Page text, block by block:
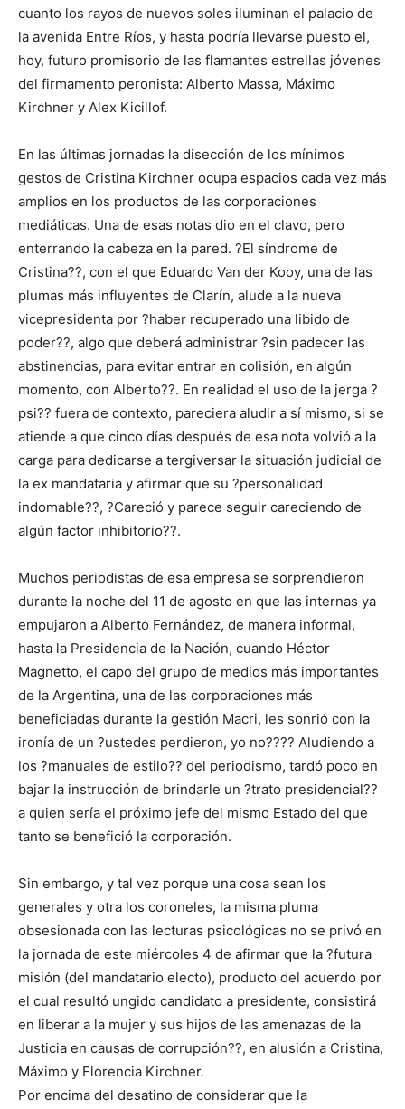
cuanto los rayos de nuevos soles iluminan el palacio de
la avenida Entre Ríos, y hasta podría llevarse puesto el,
hoy, futuro promisorio de las flamantes estrellas jóvenes
del firmamento peronista: Alberto Massa, Máximo
Kirchner y Alex Kicillof.
En las últimas jornadas la disección de los mínimos
gestos de Cristina Kirchner ocupa espacios cada vez más
amplios en los productos de las corporaciones
mediáticas. Una de esas notas dio en el clavo, pero
enterrando la cabeza en la pared. ?El síndrome de
Cristina??, con el que Eduardo Van der Kooy, una de las
plumas más influyentes de Clarín, alude a la nueva
vicepresidenta por ?haber recuperado una libido de
poder??, algo que deberá administrar ?sin padecer las
abstinencias, para evitar entrar en colisión, en algún
momento, con Alberto??. En realidad el uso de la jerga ?
psi?? fuera de contexto, pareciera aludir a sí mismo, si se
atiende a que cinco días después de esa nota volvió a la
carga para dedicarse a tergiversar la situación judicial de
la ex mandataria y afirmar que su ?personalidad
indomable??, ?Careció y parece seguir careciendo de
algún factor inhibitorio??.
Muchos periodistas de esa empresa se sorprendieron
durante la noche del 11 de agosto en que las internas ya
empujaron a Alberto Fernández, de manera informal,
hasta la Presidencia de la Nación, cuando Héctor
Magnetto, el capo del grupo de medios más importantes
de la Argentina, una de las corporaciones más
beneficiadas durante la gestión Macri, les sonrió con la
ironía de un ?ustedes perdieron, yo no???? Aludiendo a
los ?manuales de estilo?? del periodismo, tardó poco en
bajar la instrucción de brindarle un ?trato presidencial??
a quien sería el próximo jefe del mismo Estado del que
tanto se benefició la corporación.
Sin embargo, y tal vez porque una cosa sean los
generales y otra los coroneles, la misma pluma
obsesionada con las lecturas psicológicas no se privó en
la jornada de este miércoles 4 de afirmar que la ?futura
misión (del mandatario electo), producto del acuerdo por
el cual resultó ungido candidato a presidente, consistirá
en liberar a la mujer y sus hijos de las amenazas de la
Justicia en causas de corrupción??, en alusión a Cristina,
Máximo y Florencia Kirchner.
Por encima del desatino de considerar que la